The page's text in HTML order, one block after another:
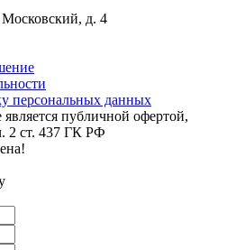
д. 4
персональных данных
публичной офертой,
2 ст. 437 ГК РФ